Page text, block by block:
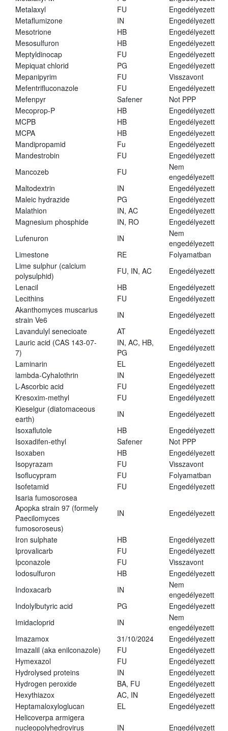
Metalaxyl
FU
Engedélyezett
Metaflumizone
IN
Engedélyezett
Mesotrione
HB
Engedélyezett
Mesosulfuron
HB
Engedélyezett
Meptyldinocap
FU
Engedélyezett
Mepiquat chlorid
PG
Engedélyezett
Mepanipyrim
FU
Visszavont
Mefentrifluconazole
FU
Engedélyezett
Mefenpyr
Safener
Not PPP
Mecoprop-P
HB
Engedélyezett
MCPB
HB
Engedélyezett
MCPA
HB
Engedélyezett
Mandipropamid
Fu
Engedélyezett
Mandestrobin
FU
Engedélyezett
Mancozeb
FU
Nem
engedélyezett
Maltodextrin
IN
Engedélyezett
Maleic hydrazide
PG
Engedélyezett
Malathion
IN, AC
Engedélyezett
Magnesium phosphide
IN, RO
Engedélyezett
Lufenuron
IN
Nem
engedélyezett
Limestone
RE
Folyamatban
Lime sulphur (calcium
polysulphid)
FU, IN, AC
Engedélyezett
Lenacil
HB
Engedélyezett
Lecithins
FU
Engedélyezett
Akanthomyces muscarius
strain Ve6
IN
Engedélyezett
Lavandulyl senecioate
AT
Engedélyezett
Lauric acid (CAS 143-07-
7)
IN, AC, HB,
PG
Engedélyezett
Laminarin
EL
Engedélyezett
lambda-Cyhalothrin
IN
Engedélyezett
L-Ascorbic acid
FU
Engedélyezett
Kresoxim-methyl
FU
Engedélyezett
Kieselgur (diatomaceous
earth)
IN
Engedélyezett
Isoxaflutole
HB
Engedélyezett
Isoxadifen-ethyl
Safener
Not PPP
Isoxaben
HB
Engedélyezett
Isopyrazam
FU
Visszavont
Isoflucypram
FU
Folyamatban
Isofetamid
FU
Engedélyezett
Isaria fumosorosea
Apopka strain 97 (formely
Paecilomyces
fumosoroseus)
IN Engedélyezett
Iron sulphate HB
Engedélyezett
Iprovalicarb
FU
Engedélyezett
Ipconazole
FU
Visszavont
Iodosulfuron
HB
Engedélyezett
Indoxacarb
IN
Nem
engedélyezett
Indolylbutyric acid
PG
Engedélyezett
Imidacloprid
IN
Nem
engedélyezett
Imazamox
31/10/2024
Engedélyezett
Imazalil (aka enilconazole)
FU
Engedélyezett
Hymexazol
FU
Engedélyezett
Hydrolysed proteins
IN
Engedélyezett
Hydrogen peroxide
BA, FU
Engedélyezett
Hexythiazox
AC, IN
Engedélyezett
Heptamaloxyloglucan
EL
Engedélyezett
Helicoverpa armigera
nucleopolyhedrovirus
IN Engedélyezett